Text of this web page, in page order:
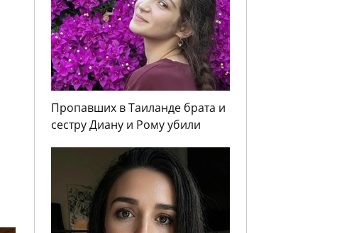
Пропавших в Таиланде брата и
сестру Диану и Рому убили